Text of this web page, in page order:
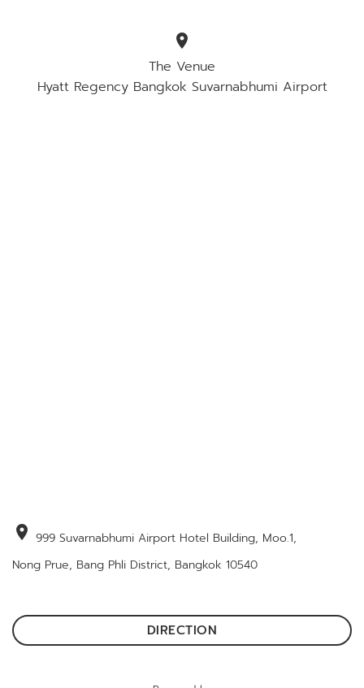
location_on
The Venue
Hyatt Regency Bangkok Suvarnabhumi Airport
location_on 999 Suvarnabhumi Airport Hotel Building, Moo.1,
Nong Prue, Bang Phli District, Bangkok 10540
DIRECTION